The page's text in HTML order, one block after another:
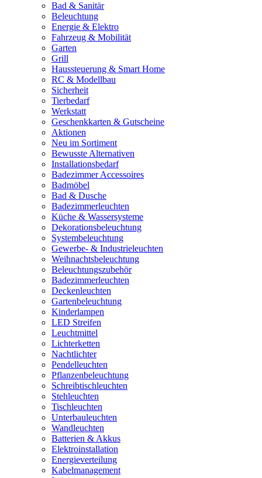
Bad & Sanitär
Beleuchtung
Energie & Elektro
Fahrzeug & Mobilität
Garten
Grill
Haussteuerung & Smart Home
RC & Modellbau
Sicherheit
Tierbedarf
Werkstatt
Geschenkkarten & Gutscheine
Aktionen
Neu im Sortiment
Bewusste Alternativen
Installationsbedarf
Badezimmer Accessoires
Badmöbel
Bad & Dusche
Badezimmerleuchten
Küche & Wassersysteme
Dekorationsbeleuchtung
Systembeleuchtung
Gewerbe- & Industrieleuchten
Weihnachtsbeleuchtung
Beleuchtungszubehör
Badezimmerleuchten
Deckenleuchten
Gartenbeleuchtung
Kinderlampen
LED Streifen
Leuchtmittel
Lichterketten
Nachtlichter
Pendelleuchten
Pflanzenbeleuchtung
Schreibtischleuchten
Stehleuchten
Tischleuchten
Unterbauleuchten
Wandleuchten
Batterien & Akkus
Elektroinstallation
Energieverteilung
Kabelmanagement